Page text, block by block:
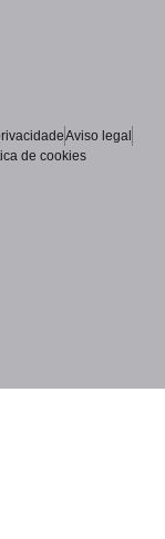
Aviso legal
de cookies